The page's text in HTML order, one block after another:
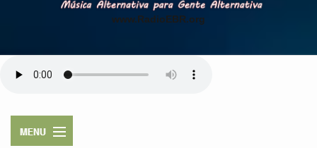
www.RadioEBR.org